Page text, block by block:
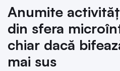
Anumite
din sfera
chiar dacă
mai sus